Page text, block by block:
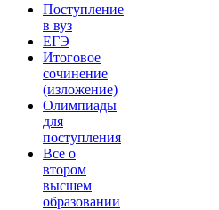
Поступление
в вуз
ЕГЭ
Итоговое
сочинение
(изложение)
Олимпиады
для
поступления
Все о
втором
высшем
образовании